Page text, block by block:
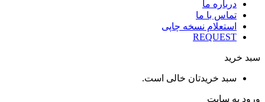
درباره ما
تماس با ما
استعلام نسخه چاپی
REQUEST
سبد خرید
سبد خریدتان خالی است.
ورود به سایت